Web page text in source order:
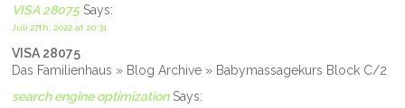
VISA 28075Says:
Juli 27th, 2022 at 20:31
VISA 28075
Das Familienhaus » Blog Archive » Babymassagekurs Block C/2
search engine optimizationSays: